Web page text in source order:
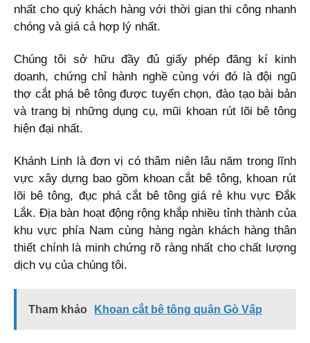
nhất cho quý khách hàng với thời gian thi công nhanh
chóng và giá cả hợp lý nhất.
Chúng tôi sở hữu đầy đủ giấy phép đăng kí kinh
doanh, chứng chỉ hành nghề cùng với đó là đội ngũ
thợ cắt phá bê tông được tuyển chọn, đào tạo bài bản
và trang bị những dụng cụ, mũi khoan rút lõi bê tông
hiện đại nhất.
Khánh Linh là đơn vị có thâm niên lâu năm trong lĩnh
vực xây dựng bao gồm khoan cắt bê tông, khoan rút
lõi bê tông, đục phá cắt bê tông giá rẻ khu vực Đắk
Lắk. Địa bàn hoạt động rộng khắp nhiều tỉnh thành của
khu vực phía Nam cùng hàng ngàn khách hàng thân
thiết chính là minh chứng rõ ràng nhất cho chất lượng
dịch vụ của chúng tôi.
Tham khảo Khoan cắt bê tông quận Gò Vấp